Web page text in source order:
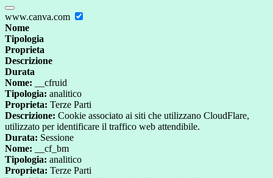
www.canva.com
Nome
Tipologia
Proprieta
Descrizione
Durata
Nome: __cfruid
Tipologia: analitico
Proprieta: Terze Parti
Descrizione: Cookie associato ai siti che utilizzano CloudFlare,
utilizzato per identificare il traffico web attendibile.
Durata: Sessione
Nome: __cf_bm
Tipologia: analitico
Proprieta: Terze Parti